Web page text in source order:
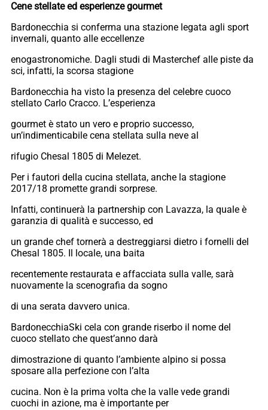
Cene stellate ed esperienze gourmet
Bardonecchia si conferma una stazione legata agli sport
invernali, quanto alle eccellenze
enogastronomiche. Dagli studi di Masterchef alle piste da
sci, infatti, la scorsa stagione
Bardonecchia ha visto la presenza del celebre cuoco
stellato Carlo Cracco. L’esperienza
gourmet è stato un vero e proprio successo,
un’indimenticabile cena stellata sulla neve al
rifugio Chesal 1805 di Melezet.
Per i fautori della cucina stellata, anche la stagione
2017/18 promette grandi sorprese.
Infatti, continuerà la partnership con Lavazza, la quale è
garanzia di qualità e successo, ed
un grande chef tornerà a destreggiarsi dietro i fornelli del
Chesal 1805. Il locale, una baita
recentemente restaurata e affacciata sulla valle, sarà
nuovamente la scenografia da sogno
di una serata davvero unica.
BardonecchiaSki cela con grande riserbo il nome del
cuoco stellato che quest’anno darà
dimostrazione di quanto l’ambiente alpino si possa
sposare alla perfezione con l’alta
cucina. Non è la prima volta che la valle vede grandi
cuochi in azione, ma è importante per